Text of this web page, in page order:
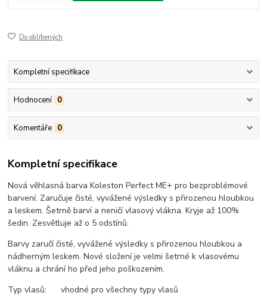
Do oblíbených
Kompletní specifikace
Hodnocení 0
Komentáře 0
Kompletní specifikace
Nová věhlasná barva Koleston Perfect ME+ pro bezproblémové
barvení. Zaručuje čisté, vyvážené výsledky s přirozenou hloubkou
a leskem. Šetrně barví a neničí vlasový vlákna. Kryje až 100%
šedin. Zesvětluje až o 5 odstínů.
Barvy zaručí čisté, vyvážené výsledky s přirozenou hloubkou a
nádherným leskem. Nové složení je velmi šetrné k vlasovému
vláknu a chrání ho před jeho poškozením.
Typ vlasů: vhodné pro všechny typy vlasů